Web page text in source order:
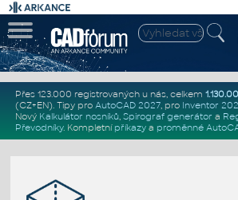
Přes 123.000 registrovaných u nás, celkem
(CZ+EN). Tipy pro AutoCAD 2027, pro Inventor
Nový Kalkulátor nosníků, Spirograf generátor a
Převodníky. Kompletní příkazya proměnné